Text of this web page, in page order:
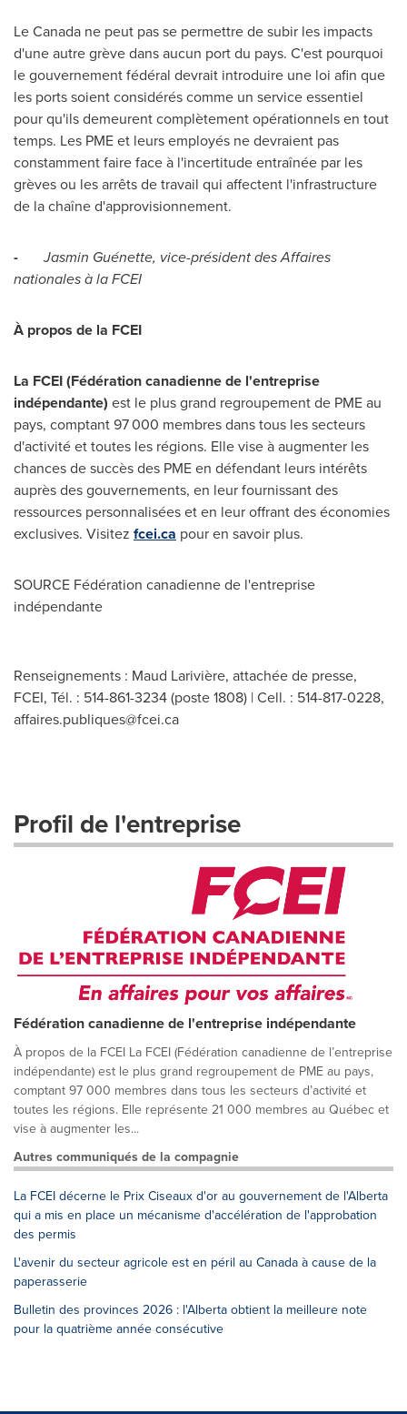
Le Canada ne peut pas se permettre de subir les impacts
d'une autre grève dans aucun port du pays. C'est pourquoi
le gouvernement fédéral devrait introduire une loi afin que
les ports soient considérés comme un service essentiel
pour qu'ils demeurent complètement opérationnels en tout
temps. Les PME et leurs employés ne devraient pas
constamment faire face à l'incertitude entraînée par les
grèves ou les arrêts de travail qui affectent l'infrastructure
de la chaîne d'approvisionnement.
-Jasmin Guénette, vice-président des Affaires
nationales à la FCEI
À propos de la FCEI
La FCEI (Fédération canadienne de l'entreprise
indépendante) est le plus grand regroupement de PME au
pays, comptant 97000 membres dans tous les secteurs
d'activité et toutes les régions. Elle vise à augmenter les
chances de succès des PME en défendant leurs intérêts
auprès des gouvernements, en leur fournissant des
ressources personnalisées et en leur offrant des économies
exclusives. Visitez fcei.ca pour en savoir plus.
SOURCE Fédération canadienne de l'entreprise
indépendante
Renseignements : Maud Larivière, attachée de presse,
FCEI, Tél. : 514-861-3234 (poste 1808) | Cell. : 514-817-0228,
affaires.publiques@fcei.ca
Profil de l'entreprise
Fédération canadienne de l'entreprise indépendante
À propos de la FCEI La FCEI (Fédération canadienne de l’entreprise
indépendante) est le plus grand regroupement de PME au pays,
comptant 97 000 membres dans tous les secteurs d’activité et
toutes les régions. Elle représente 21 000 membres au Québec et
vise à augmenter les...
Autres communiqués de la compagnie
La FCEI décerne le Prix Ciseaux d'or au gouvernement de l'Alberta
qui a mis en place un mécanisme d'accélération de l'approbation
des permis
L'avenir du secteur agricole est en péril au Canada à cause de la
paperasserie
Bulletin des provinces 2026 : l'Alberta obtient la meilleure note
pour la quatrième année consécutive